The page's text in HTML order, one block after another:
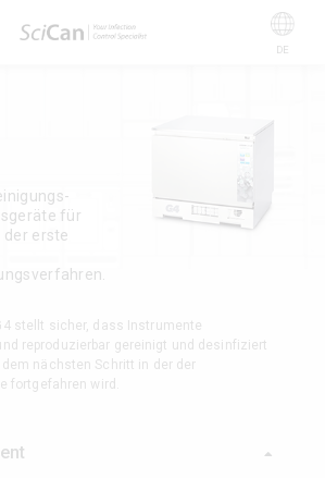
DE
für
der erste
stellt sicher, dass Instrumente
reproduzierbar gereinigt und desinfiziert
nächsten Schritt in der der
fortgefahren wird.